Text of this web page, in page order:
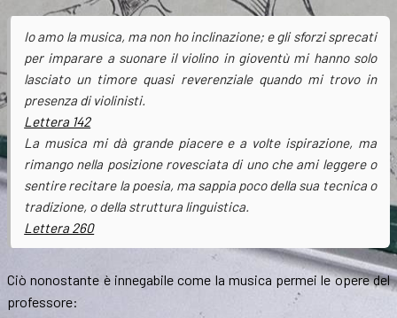
Io amo la musica, ma non ho inclinazione; e gli sforzi sprecati
per imparare a suonare il violino in gioventù mi hanno solo
lasciato un timore quasi reverenziale quando mi trovo in
presenza di violinisti.
Lettera 142
La musica mi dà grande piacere e a volte ispirazione, ma
rimango nella posizione rovesciata di uno che ami leggere o
sentire recitare la poesia, ma sappia poco della sua tecnica o
tradizione, o della struttura linguistica.
Lettera 260
Ciò nonostante è innegabile come la musica permei le opere del
professore: